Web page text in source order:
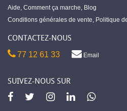
Aide, Comment ça marche, Blog
Conditions générales de vente, Politique
CONTACTEZ-NOUS
77 12 61 33 Email
SUIVEZ-NOUS SUR